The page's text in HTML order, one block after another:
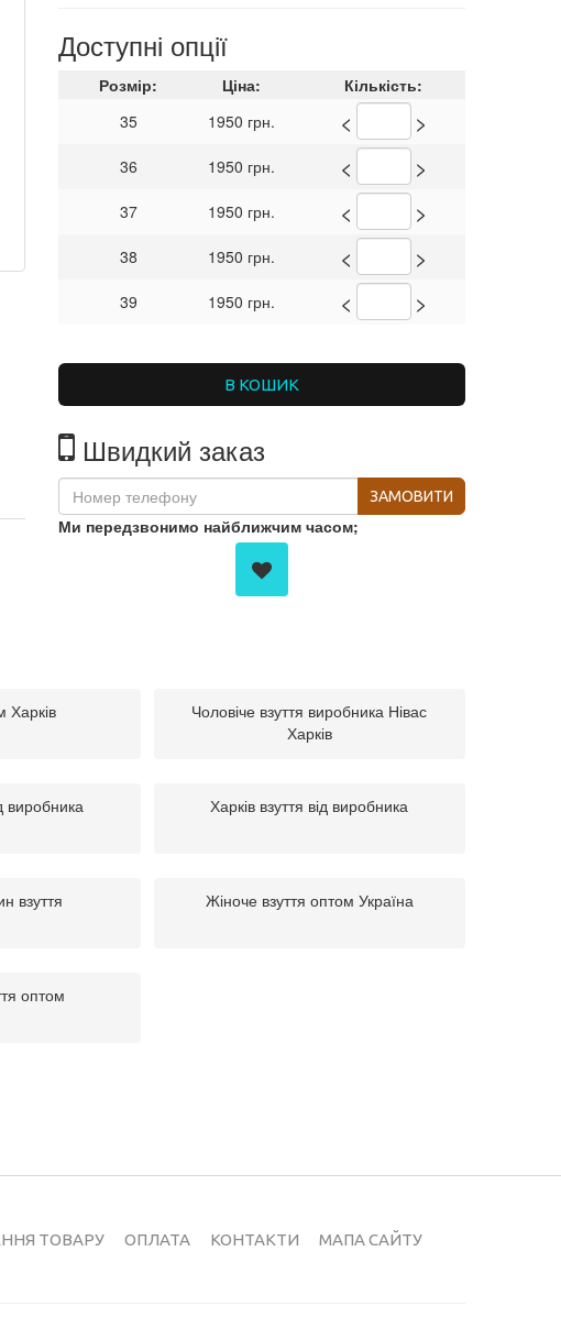
Доступні опції
Розмір: Ціна:
Кількість:
35
1950 грн. < >
36 1950 грн. < >
37 1950 грн. < >
38 1950 грн. < >
39 1950 грн. < >
В КОШИК
Швидкий заказ
ЗАМОВИТИ
Ми передзвонимо найближчим часом;
Харків
Чоловіче взуття виробника Нівас
Харків
виробника Харків взуття від виробника
взуття Жіноче взуття оптом Україна
оптом
ТОВАРУ ОПЛАТА КОНТАКТИ МАПА САЙТУ